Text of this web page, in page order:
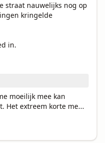
straat nauwelijks nog op
kringelde
in.
Het extreem korte me...